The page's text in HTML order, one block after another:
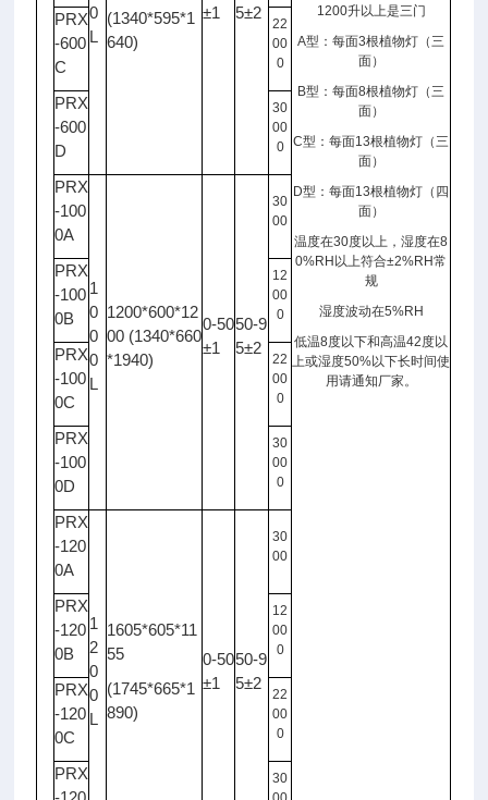
1200升以上是三门
A型：每面3根植物灯（三
面）
B型：每面8根植物灯（三
面）
C型：每面13根植物灯（三
面）
D型：每面13根植物灯（四
面）
温度在30度以上，湿度在8
0%RH 以上符合±2%RH常
规
湿度波动在5%RH
低温8度以下和高温42度以
上或湿度50%以下长时间使
用请通知厂家。
0
L
(1340*595*1
640)
±1
5±2
PRX
-600
C
22
00
0
PRX
-600
D
30
00
0
PRX
-100
0A
1
0
0
0
L
1200*600*12
00 (1340*660
*1940)
0-50
±1
50-9
5±2
30
00
PRX
-100
0B
12
00
0
PRX
-100
0C
22
00
0
PRX
-100
0D
30
00
0
PRX
-120
0A
1
2
0
0
L
1605*605*11
55
(1745*665*1
890)
0-50
±1
50-9
5±2
30
00
PRX
-120
0B
12
00
0
PRX
-120
0C
22
00
0
PRX
30